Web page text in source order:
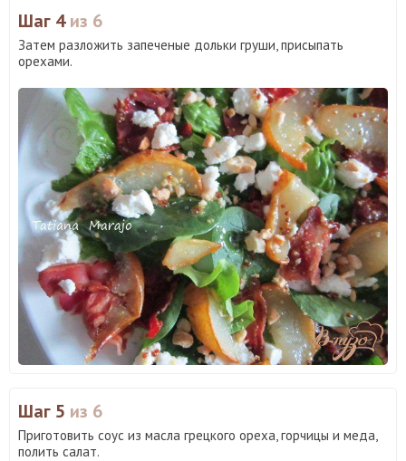
Шаг 4из 6
Затем разложить запеченые дольки груши, присыпать
орехами.
Шаг 5 из 6
Приготовить соус из масла грецкого ореха, горчицы и меда,
полить салат.